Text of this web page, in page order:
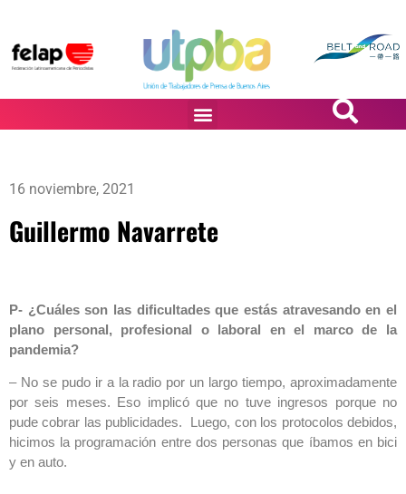
16 noviembre, 2021
Guillermo Navarrete
P- ¿Cuáles son las dificultades que estás atravesando en el
plano personal, profesional o laboral en el marco de la
pandemia?
– No se pudo ir a la radio por un largo tiempo, aproximadamente
por seis meses. Eso implicó que no tuve ingresos porque no
pude cobrar las publicidades. Luego, con los protocolos debidos,
hicimos la programación entre dos personas que íbamos en bici
y en auto.